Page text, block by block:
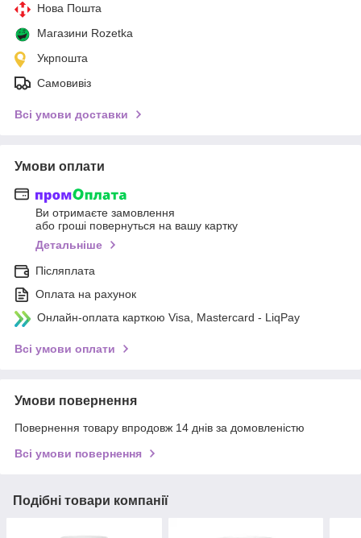
Нова Пошта
Магазини Rozetka
Укрпошта
Самовивіз
Всі умови доставки
Умови оплати
Ви отримаєте замовлення
або гроші повернуться на вашу картку
Детальніше
Післяплата
Оплата на рахунок
Онлайн-оплата карткою Visa, Mastercard - LiqPay
Всі умови оплати
Умови повернення
Повернення товару впродовж 14 днів за домовленістю
Всі умови повернення
Подібні товари компанії